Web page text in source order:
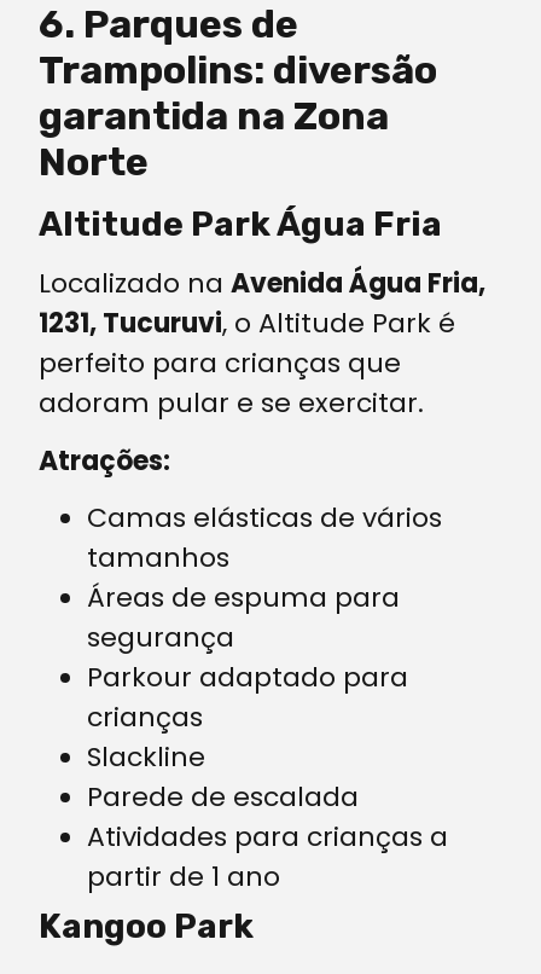
6. Parques de
Trampolins: diversão
garantida na Zona
Norte
Altitude Park Água Fria
Localizado na Avenida Água Fria,
1231, Tucuruvi, o Altitude Park é
perfeito para crianças que
adoram pular e se exercitar.
Atrações:
Camas elásticas de vários
tamanhos
Áreas de espuma para
segurança
Parkour adaptado para
crianças
Slackline
Parede de escalada
Atividades para crianças a
partir de 1 ano
Kangoo Park